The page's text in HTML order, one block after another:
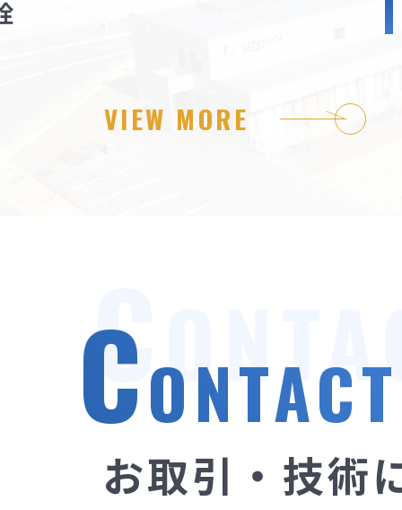
VIEW MORE
C
CONTACT
お取引・技術